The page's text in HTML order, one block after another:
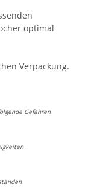
optimal
Verpackung.
Gefahren